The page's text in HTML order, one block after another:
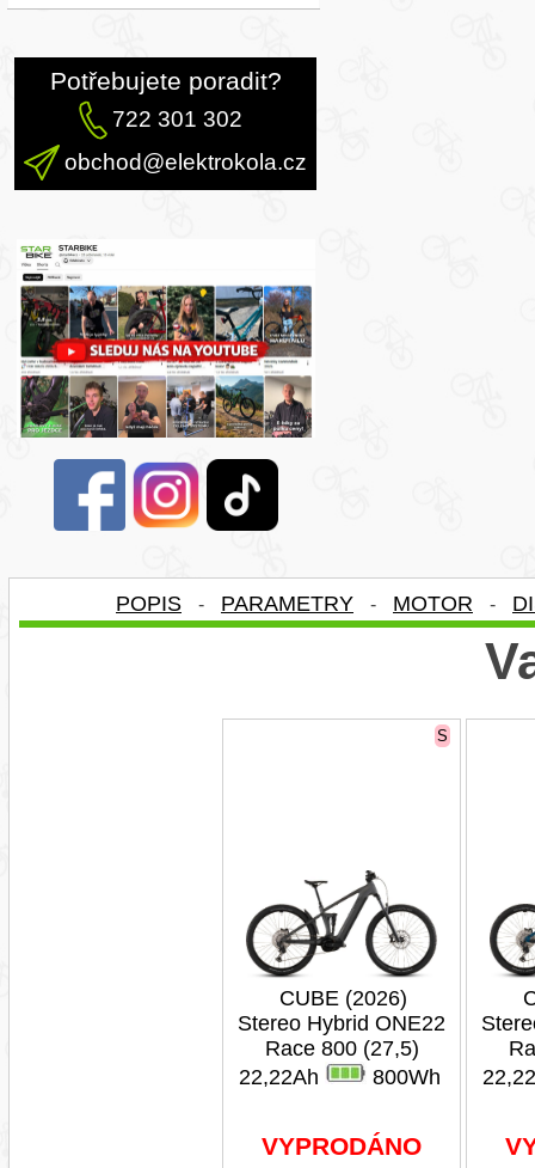
Potřebujete poradit?
722 301 302
obchod@elektrokola.cz
POPIS - PARAMETRY - MOTOR -
S
CUBE (2026)
Stereo Hybrid ONE22
Race 800 (27,5)
22,22Ah
800Wh
VYPRODÁNO